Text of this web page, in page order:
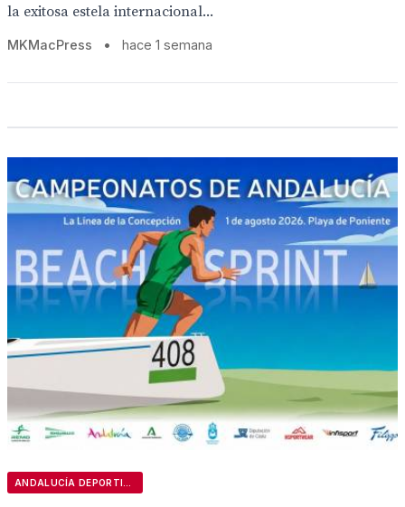
la exitosa estela internacional...
MKMacPress • hace 1 semana